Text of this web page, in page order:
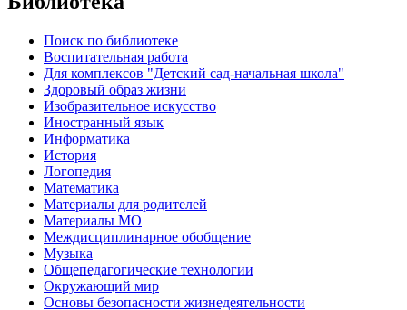
Поиск по библиотеке
Воспитательная работа
Для комплексов "Детский сад-начальная школа"
Здоровый образ жизни
Изобразительное искусство
Иностранный язык
Информатика
История
Логопедия
Математика
Материалы для родителей
Материалы МО
Междисциплинарное обобщение
Музыка
Общепедагогические технологии
Окружающий мир
Основы безопасности жизнедеятельности